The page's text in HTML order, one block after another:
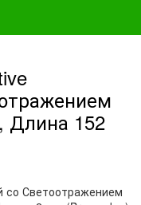
Длина 152